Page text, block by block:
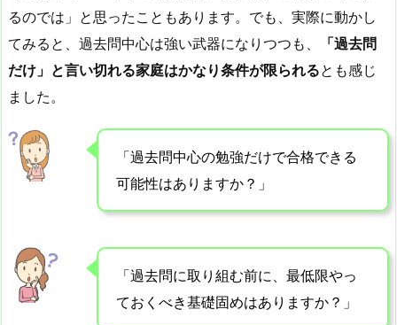
るのでは」と思ったこともあります。でも、実際に動かし
てみると、過去問中心は強い武器になりつつも、
「過去問
だけ」と言い切れる家庭はかなり条件が限られるとも感じ
ました。
「過去問中心の勉強だけで合格できる
可能性はありますか？」
「過去問に取り組む前に、最低限やっ
ておくべき基礎固めはありますか？」